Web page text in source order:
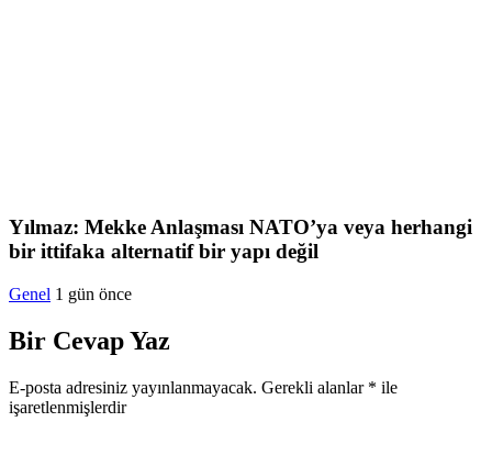
Yılmaz: Mekke Anlaşması NATO’ya veya herhangi
bir ittifaka alternatif bir yapı değil
Genel 1 gün önce
Bir Cevap Yaz
E-posta adresiniz yayınlanmayacak. Gerekli alanlar * ile
işaretlenmişlerdir